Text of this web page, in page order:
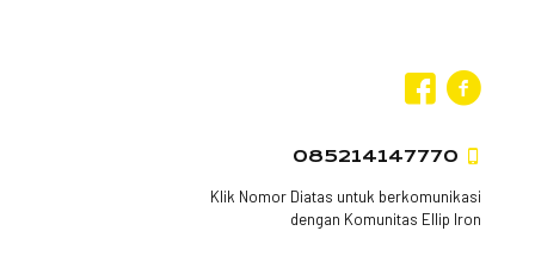
085214147770
Klik Nomor Diatas untuk berkomunikasi
dengan Komunitas Ellip Iron